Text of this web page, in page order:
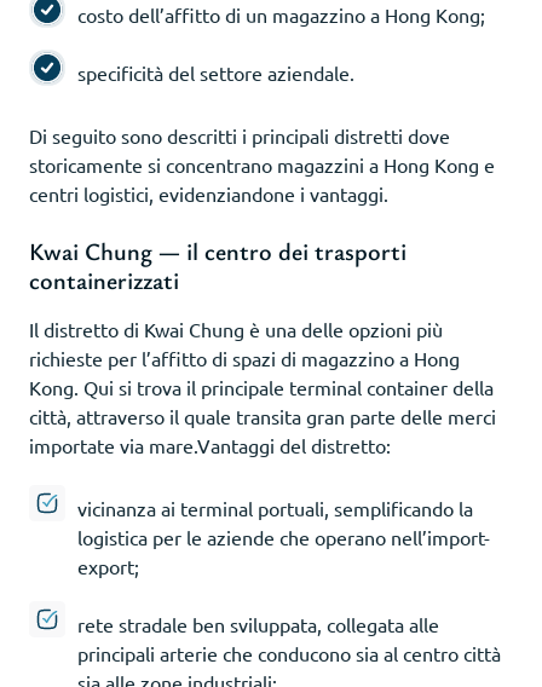
costo dell’affitto di un magazzino a Hong Kong;
specificità del settore aziendale.
Di seguito sono descritti i principali distretti dove
storicamente si concentrano magazzini a Hong Kong e
centri logistici, evidenziandone i vantaggi.
Kwai Chung — il centro dei trasporti
containerizzati
Il distretto di Kwai Chung è una delle opzioni più
richieste per l’affitto di spazi di magazzino a Hong
Kong. Qui si trova il principale terminal container della
città, attraverso il quale transita gran parte delle merci
importate via mare.Vantaggi del distretto:
vicinanza ai terminal portuali, semplificando la
logistica per le aziende che operano nell’import-
export;
rete stradale ben sviluppata, collegata alle
principali arterie che conducono sia al centro città
sia alle zone industriali;